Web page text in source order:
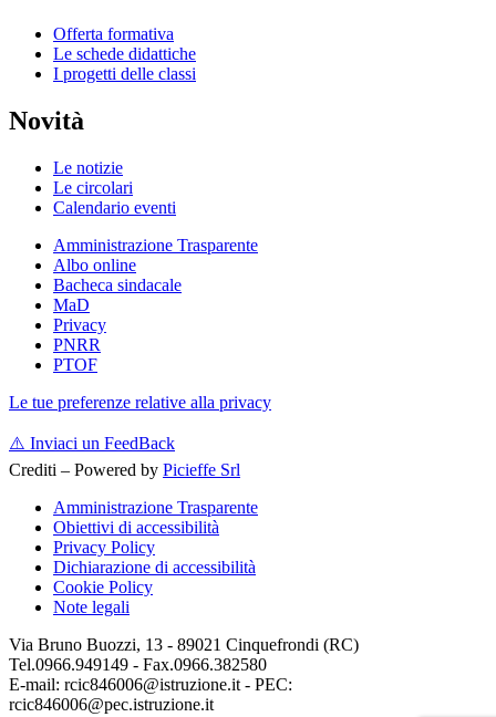
Offerta formativa
Le schede didattiche
I progetti delle classi
Novità
Le notizie
Le circolari
Calendario eventi
Amministrazione Trasparente
Albo online
Bacheca sindacale
MaD
Privacy
PNRR
PTOF
Le tue preferenze relative alla privacy
⚠️ Inviaci un FeedBack
Crediti – Powered by Picieffe Srl
Amministrazione Trasparente
Obiettivi di accessibilità
Privacy Policy
Dichiarazione di accessibilità
Cookie Policy
Note legali
Via Bruno Buozzi, 13 - 89021 Cinquefrondi (RC)
Tel.0966.949149 - Fax.0966.382580
E-mail: rcic846006@istruzione.it - PEC:
rcic846006@pec.istruzione.it